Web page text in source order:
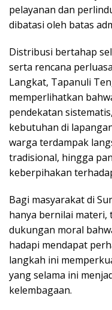
pelayanan dan
dibatasi oleh batas
Distribusi bertahap
serta rencana
Langkat, Tapanuli
memperlihatkan
pendekatan
kebutuhan di
warga terdampak
tradisional, hingga
keberpihakan
Bagi masyarakat di
hanya bernilai
dukungan moral
hadapi mendapat
langkah ini
yang selama ini
kelembagaan.